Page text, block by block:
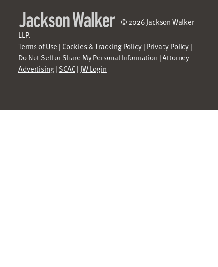
© 2026 Jackson Walker
LLP.
Terms of Use | Cookies & Tracking Policy| Privacy Policy|
Do Not Sell or Share My Personal Information |Attorney
Advertising| SCAC|JW Login